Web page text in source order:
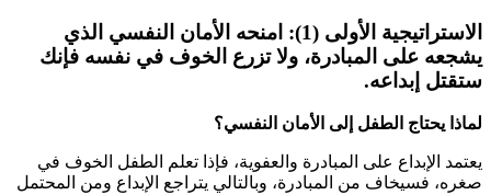
الاستراتيجية الأولى (1): امنحه الأمان النفسي الذي
يشجعه على المبادرة، ولا تزرع الخوف في نفسه فإنك
ستقتل إبداعه.
لماذا يحتاج الطفل إلى الأمان النفسي؟
يعتمد الإبداع على المبادرة والعفوية، فإذا تعلم الطفل الخوف في
صغره، فسيخاف من المبادرة، وبالتالي يتراجع الإبداع ومن المحتمل